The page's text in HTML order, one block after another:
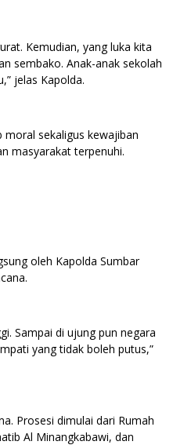
Kemudian, yang luka kita
sembako. Anak-anak sekolah
jelas Kapolda.
sekaligus kewajiban
masyarakat terpenuhi.
oleh Kapolda Sumbar
Sampai di ujung pun negara
yang tidak boleh putus,”
Prosesi dimulai dari Rumah
Al Minangkabawi, dan